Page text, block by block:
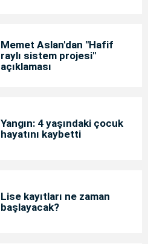
Memet Aslan'dan "Hafif
raylı sistem projesi"
açıklaması
Yangın: 4 yaşındaki çocuk
hayatını kaybetti
Lise kayıtları ne zaman
başlayacak?